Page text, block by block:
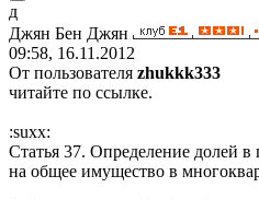
д
Джян Бен Джян
09:58, 16.11.2012
От пользователя zhukkk333
читайте по ссылке.
:suxx:
Статья 37. Определение долей в
на общее имущество в